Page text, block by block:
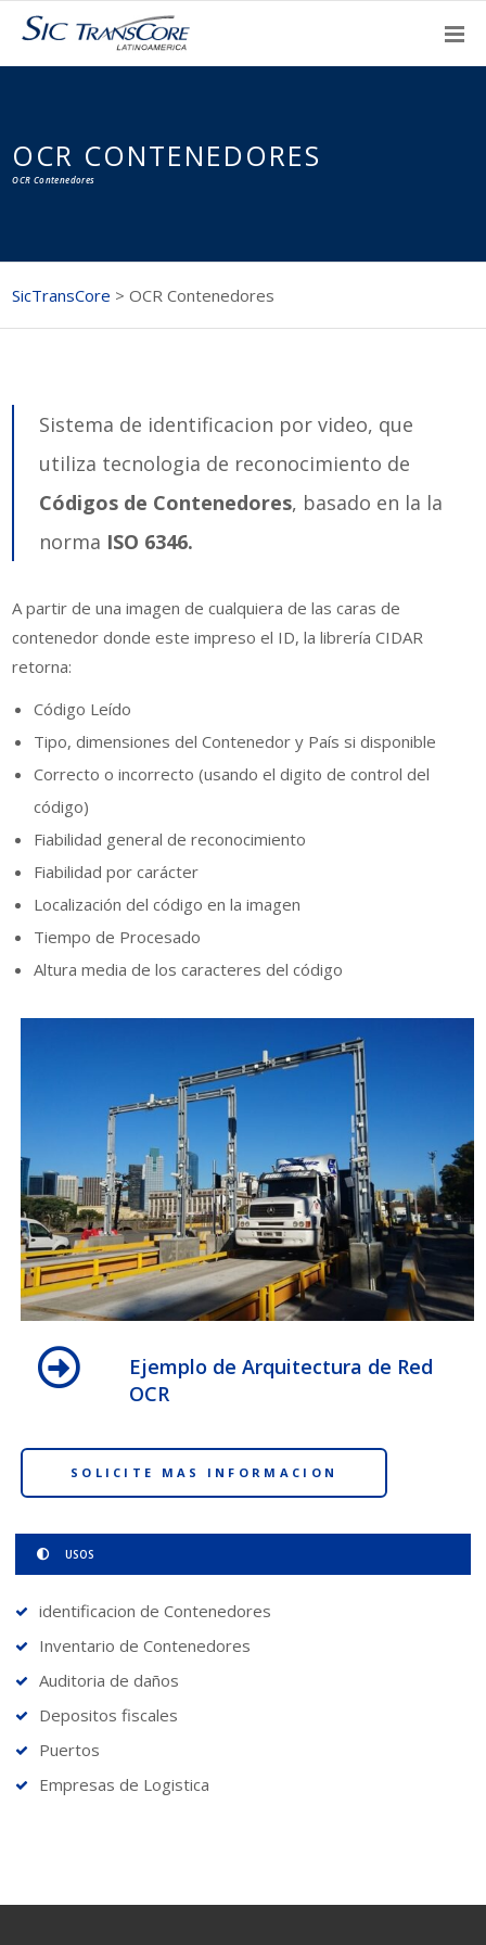
OCR CONTENEDORES
OCR Contenedores
SicTransCore >OCR Contenedores
Sistema de identificacion por video, que
utiliza tecnologia de reconocimiento de
Códigos de Contenedores, basado en la la
norma ISO 6346.
A partir de una imagen de cualquiera de las caras de
contenedor donde este impreso el ID, la librería CIDAR
retorna:
Código Leído
Tipo, dimensiones del Contenedor y País si disponible
Correcto o incorrecto (usando el digito de control del
código)
Fiabilidad general de reconocimiento
Fiabilidad por carácter
Localización del código en la imagen
Tiempo de Procesado
Altura media de los caracteres del código
Ejemplo de Arquitectura de Red
OCR
SOLICITE MAS INFORMACION
USOS
identificacion de Contenedores
Inventario de Contenedores
Auditoria de daños
Depositos fiscales
Puertos
Empresas de Logistica